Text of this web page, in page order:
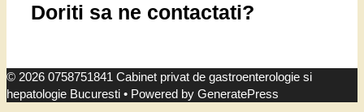
Doriti sa ne contactati?
© 2026 0758751841 Cabinet privat de gastroenterologie si
hepatologie Bucuresti • Powered by GeneratePress